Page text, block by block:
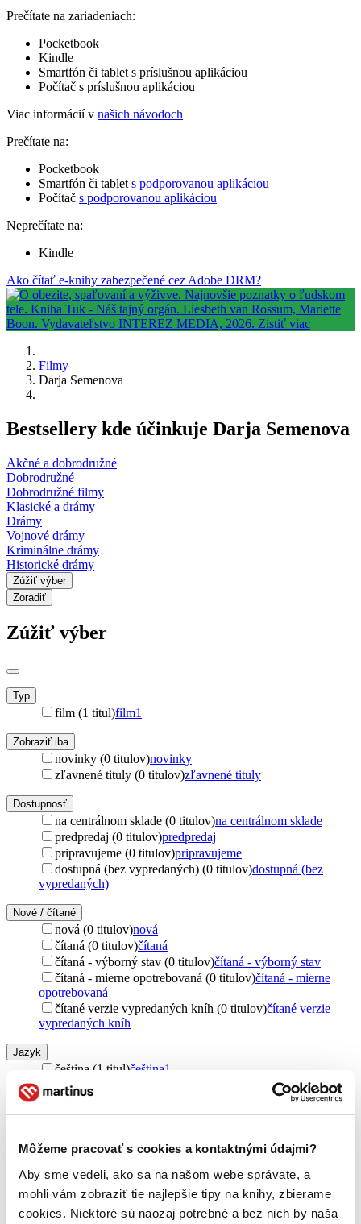
Môžeme pracovať s cookies a kontaktnými údajmi?
Aby sme vedeli, ako sa na našom webe správate, a
mohli vám zobraziť tie najlepšie tipy na knihy, zbierame
cookies. Niektoré sú naozaj potrebné a bez nich by naša
Prečítate na zariadeniach:
Pocketbook
Kindle
Smartfón či tablet s príslušnou aplikáciou
Počítač s príslušnou aplikáciou
Viac informácií v našich návodoch
Prečítate na:
Pocketbook
Smartfón či tablet s podporovanou aplikáciou
Počítač s podporovanou aplikáciou
Neprečítate na:
Kindle
Ako čítať e-knihy zabezpečené cez Adobe DRM?
Filmy
Darja Semenova
Bestsellery kde účinkuje Darja Semenova
Akčné a dobrodružné
Dobrodružné
Dobrodružné filmy
Klasické a drámy
Drámy
Vojnové drámy
Kriminálne drámy
Historické drámy
Zúžiť výber
Zoradiť
Zúžiť výber
Typ
film (1 titul)film1
Zobraziť iba
novinky (0 titulov)novinky
zľavnené tituly (0 titulov)zľavnené tituly
Dostupnosť
na centrálnom sklade (0 titulov)na centrálnom sklade
predpredaj (0 titulov)predpredaj
pripravujeme (0 titulov)pripravujeme
dostupná (bez vypredaných) (0 titulov)dostupná (bez
vypredaných)
Nové / čítané
nová (0 titulov)nová
čítaná (0 titulov)čítaná
čítaná - výborný stav (0 titulov)čítaná - výborný stav
čítaná - mierne opotrebovaná (0 titulov)čítaná - mierne
opotrebovaná
čítané verzie vypredaných kníh (0 titulov)čítané verzie
vypredaných kníh
Jazyk
čeština (1 titul)čeština1
ruština (1 titul)
Hollywood (1 titul)Hollywood1
Zúžiť výber
Zoradiť